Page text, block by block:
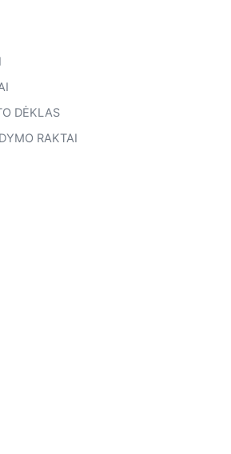
DĖKLAS
RAKTAI